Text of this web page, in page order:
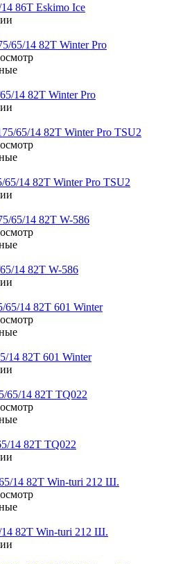
86T Eskimo Ice
14 82T Winter Pro
65/14 82T Winter Pro TSU2
14 82T W-586
14 82T 601 Winter
14 82T TQ022
82T Win-turi 212 Ш.